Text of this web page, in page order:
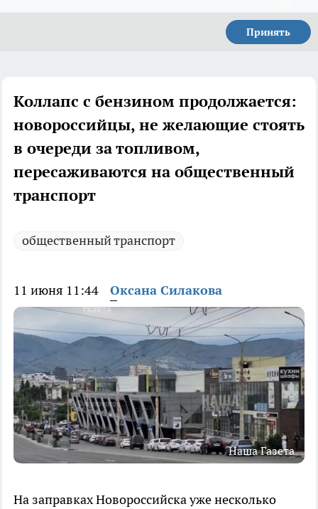
Принять
Коллапс с бензином продолжается:
новороссийцы, не желающие стоять
в очереди за топливом,
пересаживаются на общественный
транспорт
общественный транспорт
11 июня 11:44 Оксана Силакова
Наша Газета
На заправках Новороссийска уже несколько